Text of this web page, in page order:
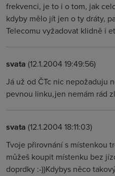
frekvenci, je to i o tom, jak
kdyby mělo jít jen o ty dráty,
Telecomu vyžadovat klidně i
svata (12.1.2004 19:49:56)
Já už od ČTc nic nepožaduju
pevnou linku,jen nemám rád
svata (12.1.2004 18:11:03)
Tvoje přirovnání s místenkou
můžeš koupit místenku bez
doprdky :-))Kdybys něco